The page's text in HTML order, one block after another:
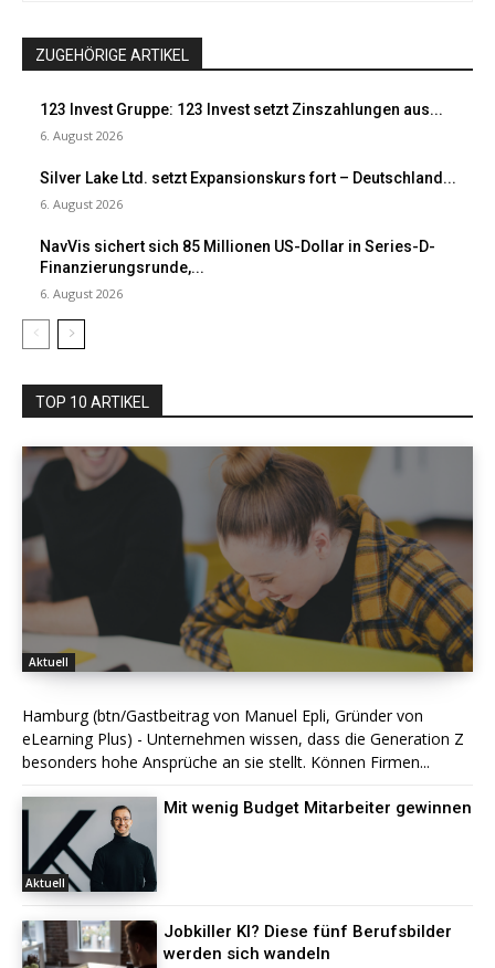
ZUGEHÖRIGE ARTIKEL
123 Invest Gruppe: 123 Invest setzt Zinszahlungen aus...
6. August 2026
Silver Lake Ltd. setzt Expansionskurs fort – Deutschland...
6. August 2026
NavVis sichert sich 85 Millionen US-Dollar in Series-D-
Finanzierungsrunde,...
6. August 2026
TOP 10 ARTIKEL
Aktuell
Hamburg (btn/Gastbeitrag von Manuel Epli, Gründer von
eLearning Plus) - Unternehmen wissen, dass die Generation Z
besonders hohe Ansprüche an sie stellt. Können Firmen...
Aktuell
Mit wenig Budget Mitarbeiter gewinnen
Jobkiller KI? Diese fünf Berufsbilder
werden sich wandeln